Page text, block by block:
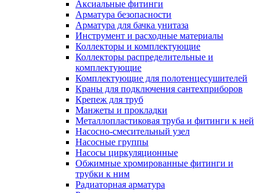
Аксиальные фитинги
Арматура безопасности
Арматура для бачка унитаза
Инструмент и расходные материалы
Коллекторы и комплектующие
Коллекторы распределительные и
комплектующие
Комплектующие для полотенцесушителей
Краны для подключения сантехприборов
Крепеж для труб
Манжеты и прокладки
Металлопластиковая труба и фитинги к ней
Насосно-смесительный узел
Насосные группы
Насосы циркуляционные
Обжимные хромированные фитинги и
трубки к ним
Радиаторная арматура